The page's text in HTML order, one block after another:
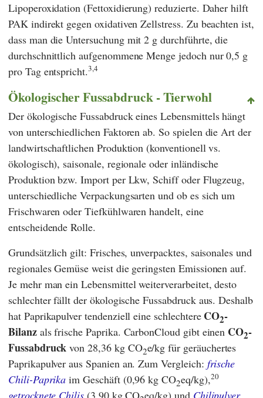
Lipoperoxidation (Fettoxidierung) reduzierte. Daher hilft
PAK indirekt gegen oxidativen Zellstress. Zu beachten ist,
dass man die Untersuchung mit 2 g durchführte, die
durchschnittlich aufgenommene Menge jedoch nur 0,5 g
pro Tag entspricht.3,4
Ökologischer Fussabdruck - Tierwohl
Der ökologische Fussabdruck eines Lebensmittels hängt
von unterschiedlichen Faktoren ab. So spielen die Art der
landwirtschaftlichen Produktion (konventionell vs.
ökologisch), saisonale, regionale oder inländische
Produktion bzw. Import per Lkw, Schiff oder Flugzeug,
unterschiedliche Verpackungsarten und ob es sich um
Frischwaren oder Tiefkühlwaren handelt, eine
entscheidende Rolle.
Grundsätzlich gilt: Frisches, unverpacktes, saisonales und
regionales Gemüse weist die geringsten Emissionen auf.
Je mehr man ein Lebensmittel weiterverarbeitet, desto
schlechter fällt der ökologische Fussabdruck aus. Deshalb
hat Paprikapulver tendenziell eine schlechtere CO2-
Bilanzals frische Paprika. CarbonCloudgibt einen CO2-
Fussabdruckvon 28,36 kg CO2e/kg für geräuchertes
Paprikapulver aus Spanien an. Zum Vergleich: frische
Chili-Paprika im Geschäft (0,96 kg CO2eq/kg),20
getrocknete Chilis (3,90 kg CO eq/kg) und Chilipulver